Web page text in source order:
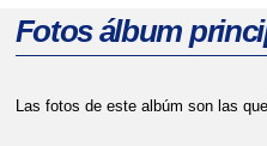
Fotos álbum
Las fotos de este albúm son las